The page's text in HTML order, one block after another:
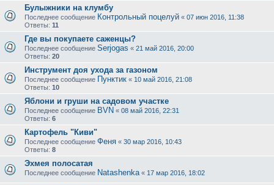
Булыжники на клумбу
Последнее сообщение Контрольный поцелуй « 07 июн 2016, 11:38
Ответы: 11
Где вы покупаете саженцы?
Последнее сообщение Serjogas « 21 май 2016, 20:00
Ответы: 20
Инструмент доя ухода за газоном
Последнее сообщение Пунктик « 10 май 2016, 21:08
Ответы: 10
Яблони и груши на садовом участке
Последнее сообщение BVN « 08 май 2016, 22:31
Ответы: 6
Картофель "Киви"
Последнее сообщение Феня « 30 мар 2016, 10:43
Ответы: 8
Эхмея полосатая
Последнее сообщение Natashenka « 17 мар 2016, 18:02